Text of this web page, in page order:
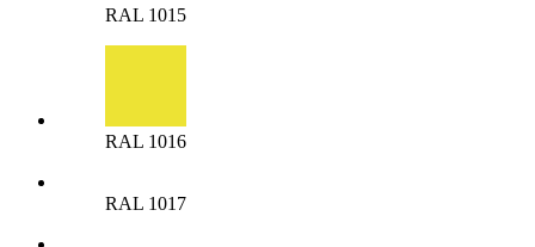
RAL 1015
RAL 1016
RAL 1017